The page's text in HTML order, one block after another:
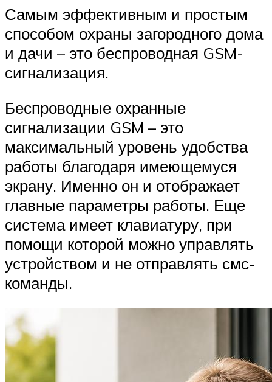
Самым эффективным и простым
способом охраны загородного дома
и дачи – это беспроводная GSM-
сигнализация.
Беспроводные охранные
сигнализации GSM – это
максимальный уровень удобства
работы благодаря имеющемуся
экрану. Именно он и отображает
главные параметры работы. Еще
система имеет клавиатуру, при
помощи которой можно управлять
устройством и не отправлять смс-
команды.